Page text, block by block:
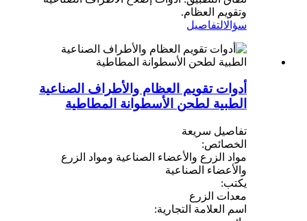
وتقويم العظام.
سؤالالتفاصيل
أدوات تقويم العظام والأطراف الصناعية
الطبية لطحن الأسطوانة المطاطية
تفاصيل سريعة
الخصائص:
مواد الزرع والأعضاء الصناعية ومواد الزرع
والأعضاء الصناعية
يكتب:
معدات الزرع
اسم العلامة التجارية: